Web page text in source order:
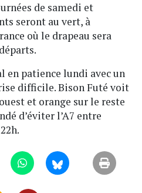
de samedi et
seront au vert, à
où le drapeau sera
en patience lundi avec un
difficile. Bison Futé voit
et orange sur le reste
d’éviter l’A7 entre